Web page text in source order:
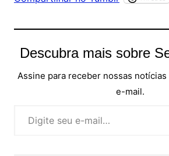
Descubra mais sobre
Assine para receber nossas
e-mail.